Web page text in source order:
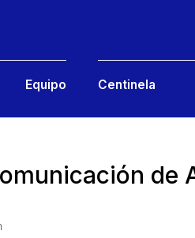
Equipo Centinela
de